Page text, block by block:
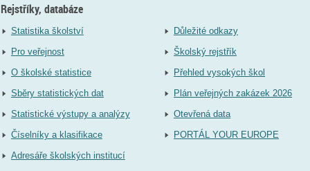
Rejstříky, databáze
Statistika školství
Pro veřejnost
O školské statistice
Sběry statistických dat
Statistické výstupy a analýzy
Číselníky a klasifikace
Adresáře školských institucí
Důležité odkazy
Školský rejstřík
Přehled vysokých škol
Plán veřejných zakázek 2026
Otevřená data
PORTÁL YOUR EUROPE